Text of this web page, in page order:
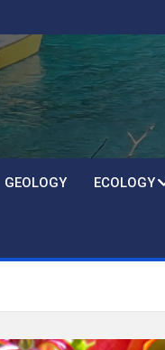
GEOLOGY ECOLOGY